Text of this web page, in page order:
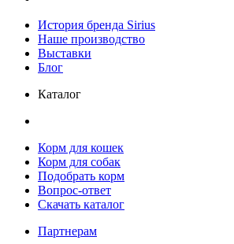
История бренда Sirius
Наше производство
Выставки
Блог
Каталог
Корм для кошек
Корм для собак
Подобрать корм
Вопрос-ответ
Скачать каталог
Партнерам